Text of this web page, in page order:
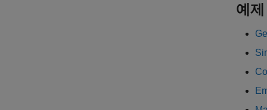
예제